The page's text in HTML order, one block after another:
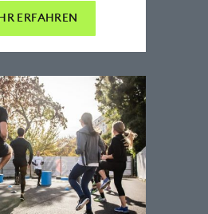
ERFAHREN